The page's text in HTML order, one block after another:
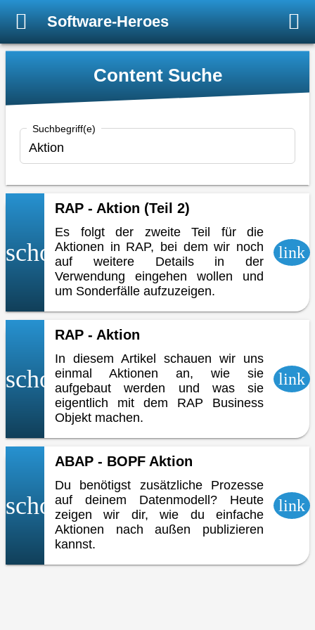
Software-Heroes
Content Suche
Suchbegriff(e)
school
RAP - Aktion (Teil 2)
Es folgt der zweite Teil für die
Aktionen in RAP, bei dem wir noch
auf weitere Details in der
Verwendung eingehen wollen und
um Sonderfälle aufzuzeigen.
link
school
RAP - Aktion
In diesem Artikel schauen wir uns
einmal Aktionen an, wie sie
aufgebaut werden und was sie
eigentlich mit dem RAP Business
Objekt machen.
link
school
ABAP - BOPF Aktion
Du benötigst zusätzliche Prozesse
auf deinem Datenmodell? Heute
zeigen wir dir, wie du einfache
Aktionen nach außen publizieren
kannst.
link